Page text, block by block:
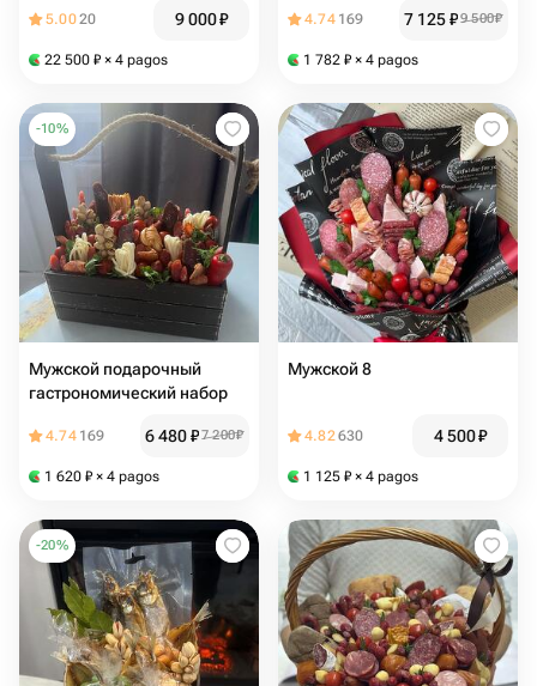
5.0020 9 000₽
22 500 ₽ × 4 pagos
4.74 169 7 125₽9 500₽
1 782 ₽ × 4 pagos
-10%
Мужской подарочный
гастрономический набор
4.74 169 6 480₽7 200₽
1 620 ₽ × 4 pagos
Мужской 8
4.82630 4 500₽
1 125 ₽ × 4 pagos
-20%